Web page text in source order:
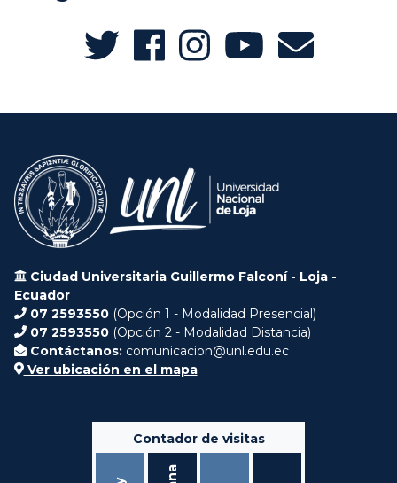
Ciudad Universitaria Guillermo Falconí - Loja -
Ecuador
07 2593550 (Opción 1 - Modalidad Presencial)
07 2593550 (Opción 2 - Modalidad Distancia)
Contáctanos: comunicacion@unl.edu.ec
Ver ubicación en el mapa
Contador de visitas